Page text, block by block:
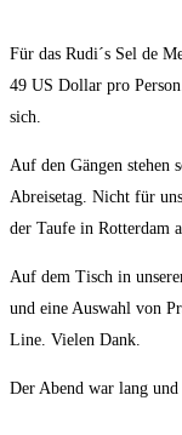
Für das Rudi´s Sel de
49 US Dollar pro
sich.
Auf den Gängen stehen
Abreisetag. Nicht für
der Taufe in Rotterdam
Auf dem Tisch in
und eine Auswahl von
Line. Vielen Dank.
Der Abend war lang